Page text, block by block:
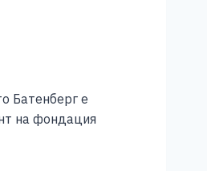
Батенберг е
на фондация